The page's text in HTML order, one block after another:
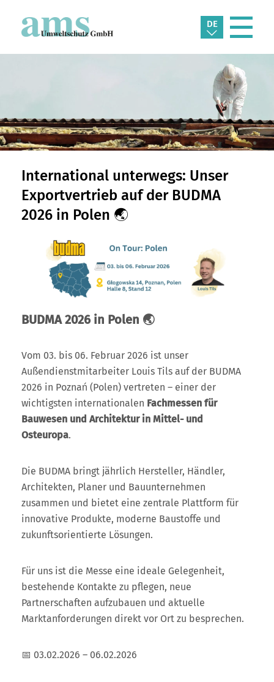
DE
International unterwegs: Unser
Exportvertrieb auf der BUDMA
2026 in Polen 🌏
BUDMA 2026 in Polen 🌏
Vom 03. bis 06. Februar 2026 ist unser
Außendienstmitarbeiter Louis Tils auf der BUDMA
2026 in Poznań (Polen) vertreten – einer der
wichtigsten internationalen Fachmessen für
Bauwesen und Architektur in Mittel- und
Osteuropa.
Die BUDMA bringt jährlich Hersteller, Händler,
Architekten, Planer und Bauunternehmen
zusammen und bietet eine zentrale Plattform für
innovative Produkte, moderne Baustoffe und
zukunftsorientierte Lösungen.
Für uns ist die Messe eine ideale Gelegenheit,
bestehende Kontakte zu pflegen, neue
Partnerschaften aufzubauen und aktuelle
Marktanforderungen direkt vor Ort zu besprechen.
📅 03.02.2026 – 06.02.2026